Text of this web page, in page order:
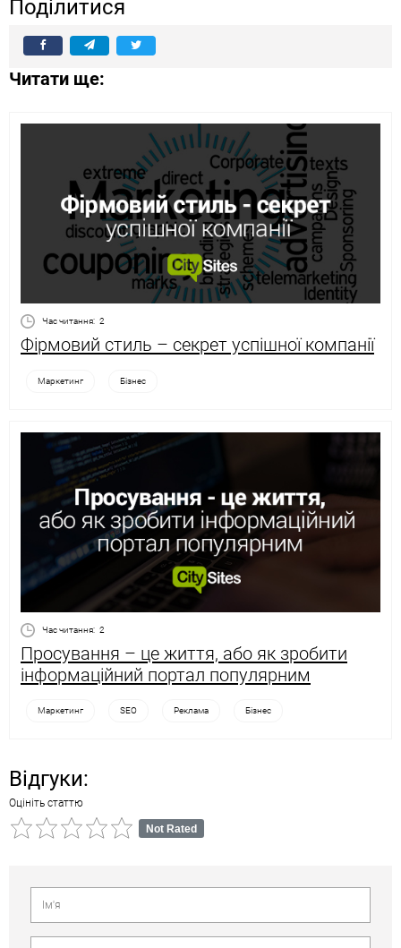
Поділитися
Читати ще:
Час читання: 2
Фірмовий стиль – секрет успішної компанії
Маркетинг Бізнес
Час читання: 2
Просування – це життя, або як зробити
інформаційний портал популярним
Маркетинг SEO Реклама Бізнес
Відгуки:
Оцініть статтю
Not Rated